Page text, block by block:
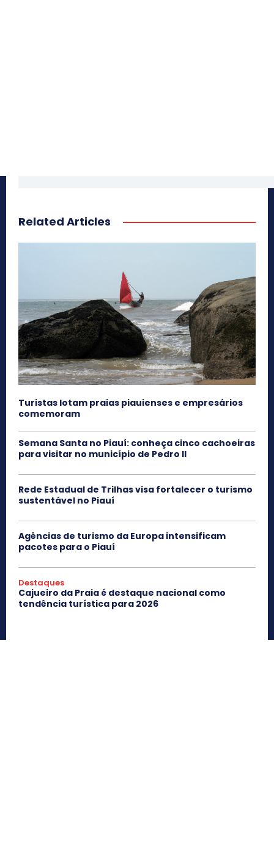
Related Articles
Turistas lotam praias piauienses e empresários
comemoram
Semana Santa no Piauí: conheça cinco cachoeiras
para visitar no município de Pedro II
Rede Estadual de Trilhas visa fortalecer o turismo
sustentável no Piauí
Agências de turismo da Europa intensificam
pacotes para o Piauí
Destaques
Cajueiro da Praia é destaque nacional como
tendência turística para 2026